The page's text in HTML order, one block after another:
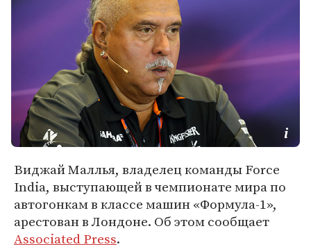
Виджай Маллья, владелец команды Force
India, выступающей в чемпионате мира по
автогонкам в классе машин «Формула-1»,
арестован в Лондоне. Об этом сообщает
Associated Press.